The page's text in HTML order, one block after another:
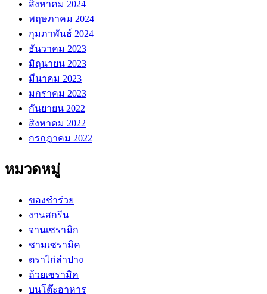
สิงหาคม 2024
พฤษภาคม 2024
กุมภาพันธ์ 2024
ธันวาคม 2023
มิถุนายน 2023
มีนาคม 2023
มกราคม 2023
กันยายน 2022
สิงหาคม 2022
กรกฎาคม 2022
หมวดหมู่
ของชำร่วย
งานสกรีน
จานเซรามิก
ชามเซรามิค
ตราไก่ลำปาง
ถ้วยเซรามิค
บนโต๊ะอาหาร